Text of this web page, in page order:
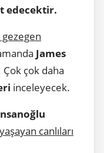
edecektir.
gezegen
James
Çok çok daha
inceleyecek.
yaşayan canlıları